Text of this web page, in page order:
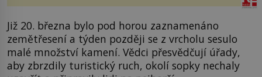
Již 20. března bylo pod horou zaznamenáno
zemětřesení a týden později se z vrcholu sesulo
malé množství kamení. Vědci přesvědčují úřady,
aby zbrzdily turistický ruch, okolí sopky nechaly